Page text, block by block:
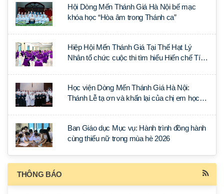
Hội Dòng Mến Thánh Giá Hà Nội bế mạc
khóa học “Hòa âm trong Thánh ca”
Hiệp Hội Mến Thánh Giá Tại Thế Hạt Lý
Nhân tổ chức cuộc thi tìm hiểu Hiến chế Tín
Học viện Dòng Mến Thánh Giá Hà Nội:
Thánh Lễ tạ ơn và khấn lại của chị em học
Ban Giáo dục Mục vụ: Hành trình đồng hành
cùng thiếu nữ trong mùa hè 2026
THÔNG BÁO